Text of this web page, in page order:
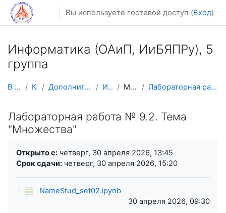
Перейти к основному содержанию
Вы используете гостевой доступ (Вход)
Информатика (ОАиП, ИиБЯПPy), 5
группа
В начало Курсы Дополнительное образование ИНФ 5 гр Множества Лабораторная работа № 9.2. Тема "Множества"
Лабораторная работа № 9.2. Тема
"Множества"
Открыто с: четверг, 30 апреля 2026, 13:45
Срок сдачи: четверг, 30 апреля 2026, 15:20
NameStud_set02.ipynb
30 апреля 2026, 09:30